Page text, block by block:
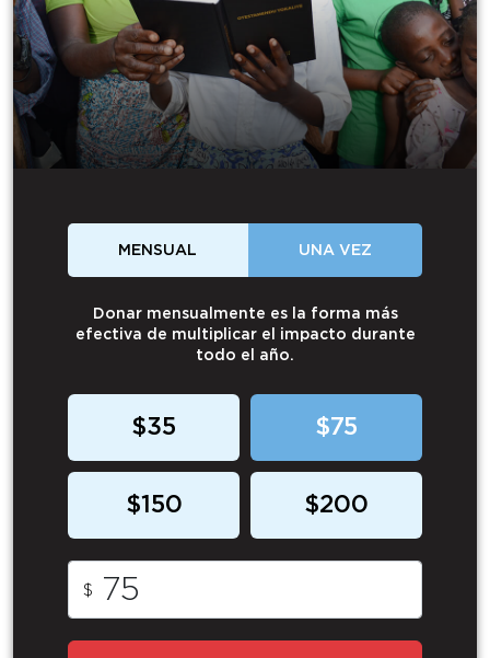
MENSUAL UNA VEZ
Donar mensualmente es la forma más
efectiva de multiplicar el impacto durante
todo el año.
$35 $75
$150 $200
$